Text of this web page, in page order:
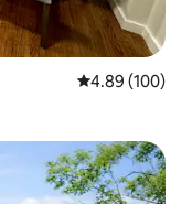
Calificación
4.89 (100)